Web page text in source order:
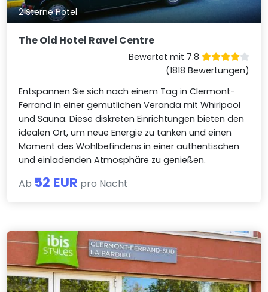
2 Sterne Hotel
The Old Hotel Ravel Centre
Bewertet mit 7.8
(1818 Bewertungen)
Entspannen Sie sich nach einem Tag in Clermont-
Ferrand in einer gemütlichen Veranda mit Whirlpool
und Sauna. Diese diskreten Einrichtungen bieten den
idealen Ort, um neue Energie zu tanken und einen
Moment des Wohlbefindens in einer authentischen
und einladenden Atmosphäre zu genießen.
Ab 52 EUR pro Nacht